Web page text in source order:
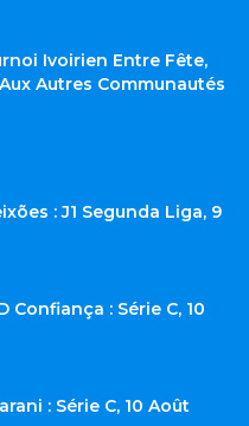
Ivoirien Entre Fête,
Autres Communautés
: J1 Segunda Liga, 9
Confiança : Série C, 10
: Série C, 10 Août